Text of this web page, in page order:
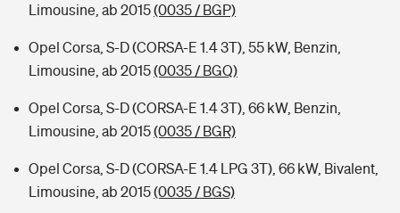
Limousine, ab 2015(0035 / BGP)
Opel Corsa, S-D (CORSA-E 1.4 3T), 55 kW, Benzin,
Limousine, ab 2015(0035 / BGQ)
Opel Corsa, S-D (CORSA-E 1.4 3T), 66 kW, Benzin,
Limousine, ab 2015(0035 / BGR)
Opel Corsa, S-D (CORSA-E 1.4 LPG 3T), 66 kW, Bivalent,
Limousine, ab 2015(0035 / BGS)